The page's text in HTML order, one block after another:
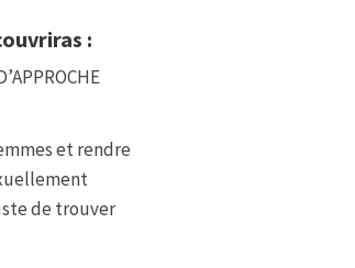
:
et rendre
de trouver